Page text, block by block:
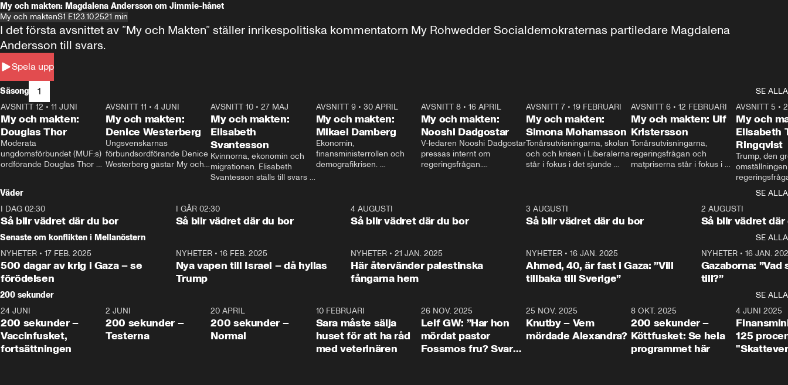
My och makten: Magdalena Andersson om Jimmie-hånet
My och maktenS1 E123.10.2521 min
Spela upp
I det första avsnittet av ”My och Makten” ställer inrikespolitiska kommentatorn My Rohwedder Socialdemokraternas partiledare Magdalena
Andersson till svars.
Säsong 1
SE ALLA
26:27
AVSNITT 12 • 11 JUNI
My och makten:
Douglas Thor
Moderata
ungdomsförbundet (MUF:s)
ordförande Douglas Thor
tonårsutvisningarna och hur
Moderaterna ska locka
väljare till valet i höst.
23:40
AVSNITT 11 •4 JUNI
My och makten:
Denice Westerberg
Ungsvenskarnas
förbundsordförande Denice
Westerberg gästar My och
AVSNITT 10 •27 MAJ
My och makten:
Elisabeth
Svantesson
Kvinnorna, ekonomin och
migrationen. Elisabeth
Svantesson ställs till svars
AVSNITT 9• 30 APRIL
My och makten:
Mikael Damberg
Ekonomin,
finansministerrollen och
demografikrisen.
och Makten.
AVSNITT 8• 16 APRIL
My och makten:
Nooshi Dadgostar
V-ledaren Nooshi Dadgostar
pressas internt om
regeringsfrågan.
– Vi ställer upp i val. Ska vi
vara med så sitter vi förstås
24:30
AVSNITT 7• 19 FEBRUARI
My och makten:
Simona Mohamsson
Tonårsutvisningarna, skolan
och och krisen i Liberalerna
står i fokus i det sjunde
kommentator My
Rohwedder ställer
utbildnings- och
Mohamsson till svars.
27:30
AVSNITT 6 •12 FEBRUARI
My och makten: Ulf
Kristersson
Tonårsutvisningarna,
regeringsfrågan och
matpriserna står i fokus i
Rohwedder ställer
statsminister Ulf Kristersson
AVSNITT 5 •
My och
Elisabeth
Ringqvist
Trump, den
centrum i
avsnittet av
Makten”. Se
Aftonbladets
Rohwedder
Thand Ring
Väder
SE ALLA
I DAG 02:30
Så blir vädret där du bor
1:06
I GÅR 02:30
Så blir vädret där du bor
4 AUGUSTI
Så blir vädret där du bor
3 AUGUSTI
Så blir vädret där du bor
2 AUGUSTI
Så blir vädret där
Senaste om konflikten i Mellanöstern
SE ALLA
NYHETER • 17 FEB. 2025
500 dagar av krig i Gaza – se
förödelsen
NYHETER• 16 FEB. 2025
Nya vapen till Israel – då hyllas
Trump
NYHETER •21 JAN. 2025
Här återvänder palestinska
fångarna hem
NYHETER• 16 JAN. 2025
Ahmed, 40, är fast i Gaza: ”Vill
tillbaka till Sverige”
NYHETER• 16 JAN.
Gazaborna:
till?”
200 sekunder
SE ALLA
5:00
24 JUNI
200 sekunder –
Vaccinfusket,
fortsättningen
4:23
2 JUNI
200 sekunder –
Testerna
20 APRIL
200 sekunder –
Normal
10 FEBRUARI
Sara måste sälja
huset för att ha råd
med veterinären
26 NOV. 2025
Leif GW: ”Har hon
mördat pastor
Fossmos fru? Svar
31:05
25 NOV. 2025
Knutby – Vem
mördade Alexandra?
4:29
8 OKT. 2025
200 sekunder –
Köttfusket: Se hela
programmet här
4 JUNI 2025
125